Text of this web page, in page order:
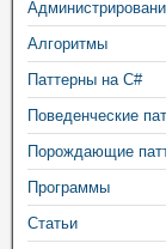
Алгоритмы
Паттерны на C#
Поведенческие
Порождающие
Программы
Статьи